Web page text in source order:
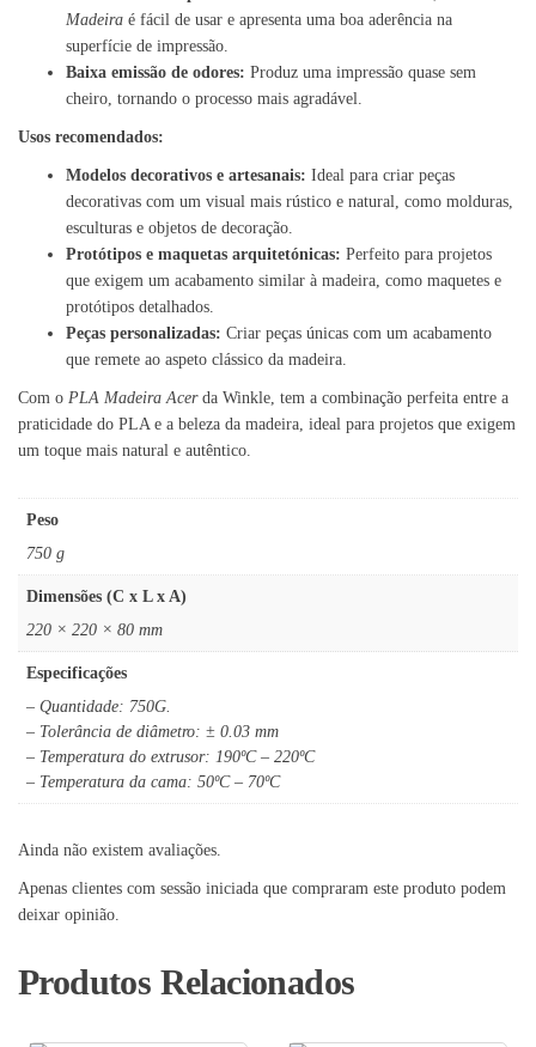
Madeira é fácil de usar e apresenta uma boa aderência na
superfície de impressão.
Baixa emissão de odores: Produz uma impressão quase sem
cheiro, tornando o processo mais agradável.
Usos recomendados:
Modelos decorativos e artesanais: Ideal para criar peças
decorativas com um visual mais rústico e natural, como molduras,
esculturas e objetos de decoração.
Protótipos e maquetas arquitetónicas: Perfeito para projetos
que exigem um acabamento similar à madeira, como maquetes e
protótipos detalhados.
Peças personalizadas: Criar peças únicas com um acabamento
que remete ao aspeto clássico da madeira.
Com o PLA Madeira Acerda Winkle, tem a combinação perfeita entre a
praticidade do PLA e a beleza da madeira, ideal para projetos que exigem
um toque mais natural e autêntico.
Peso
750 g
Dimensões (C x L x A)
220 × 220 × 80 mm
Especificações
– Quantidade: 750G.
– Tolerância de diâmetro: ± 0.03 mm
– Temperatura do extrusor: 190ºC – 220ºC
– Temperatura da cama: 50ºC – 70ºC
Ainda não existem avaliações.
Apenas clientes com sessão iniciada que compraram este produto podem
deixar opinião.
Produtos Relacionados